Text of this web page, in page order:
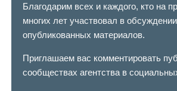
Благодарим всех и каждого, кто на
многих лет участвовал в обсуждении
опубликованных материалов.
Приглашаем вас комментировать
сообществах агентства в